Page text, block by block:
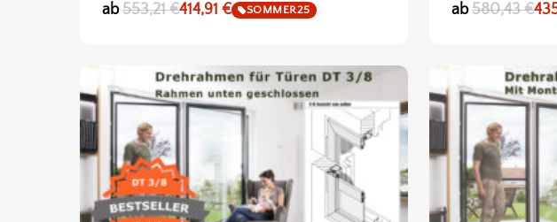
ab 553,21€414,91 € SOMMER25 ab 580,43€